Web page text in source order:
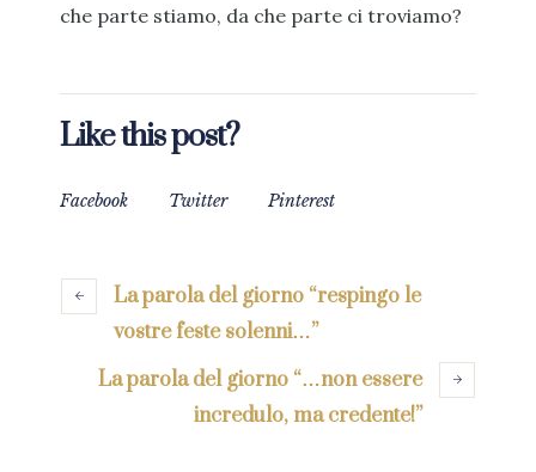
che parte stiamo, da che parte ci troviamo?
Like this post?
Facebook Twitter Pinterest
La parola del giorno “respingo le
vostre feste solenni…”
La parola del giorno “…non essere
incredulo, ma credente!”